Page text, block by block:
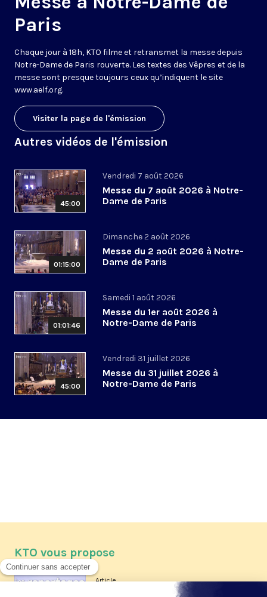
Paris
Chaque jour à 18h, KTO filme et retransmet la messe depuis
Notre-Dame de Paris rouverte. Les textes des Vêpres et de la
messe sont presque toujours ceux qu’indiquent le site
www.aelf.org.
Visiter la page de l'émission
Autres vidéos de l'émission
45:00
Vendredi 7 août 2026
Messe du 7 août 2026 à Notre-
Dame de Paris
01:15:00
Dimanche 2 août 2026
Messe du 2 août 2026 à Notre-
Dame de Paris
01:01:46
Samedi 1 août 2026
Messe du 1er août 2026 à
Notre-Dame de Paris
45:00
Vendredi 31 juillet 2026
Messe du 31 juillet 2026 à
Notre-Dame de Paris
KTO vous propose
Article
Les reportages d'été 2026 de KTO